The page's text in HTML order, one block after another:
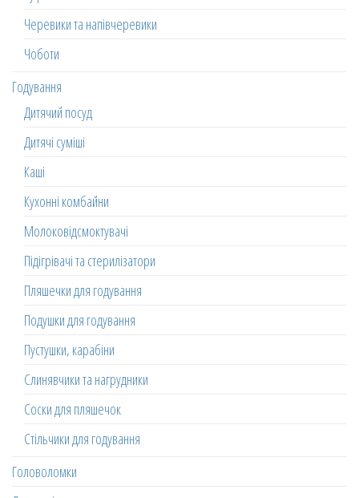
Черевики та напівчеревики
Чоботи
Годування
Дитячий посуд
Дитячі суміші
Каші
Кухонні комбайни
Молоковідсмоктувачі
Підігрівачі та стерилізатори
Пляшечки для годування
Подушки для годування
Пустушки, карабіни
Слинявчики та нагрудники
Соски для пляшечок
Стільчики для годування
Головоломки